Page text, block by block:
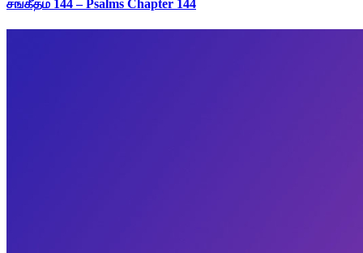
சங்கீதம் 144 – Psalms Chapter 144